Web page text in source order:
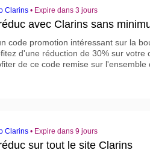
Clarins • Expire dans 3 jours
avec Clarins sans
code promotion intéressant sur la
d'une réduction de 30% sur votre
de ce code remise sur l'ensemble
Clarins • Expire dans 9 jours
sur tout le site Clarins